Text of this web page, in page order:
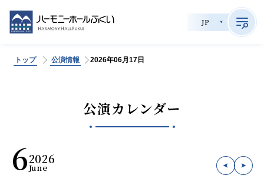
JP
チケット購入
トップ 公演情報 2026年06月17日
公演カレンダー
2026
6